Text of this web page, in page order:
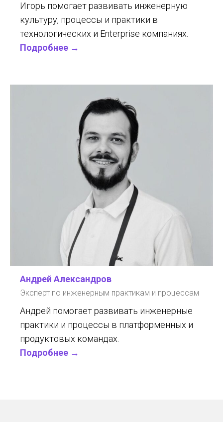
Игорь помогает развивать инженерную
культуру, процессы и практики в
технологических и Enterprise компаниях.
Подробнее →
Андрей Александров
Эксперт по инженерным практикам и процессам
Андрей помогает развивать инженерные
практики и процессы в платформенных и
продуктовых командах.
Подробнее →